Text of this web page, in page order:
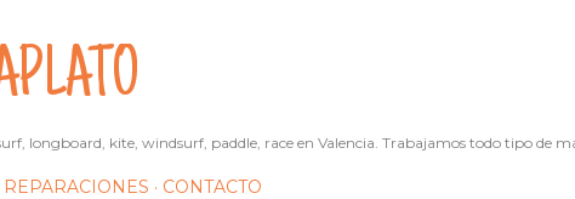
longboard, kite, windsurf, paddle, race en Valencia. Trabajamos todo tipo de
REPARACIONES CONTACTO